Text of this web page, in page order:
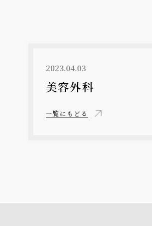
2023.04.03
美容外科
一覧にもどる